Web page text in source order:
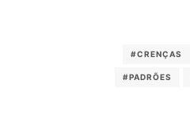
#CRENÇAS
#PADRÕES